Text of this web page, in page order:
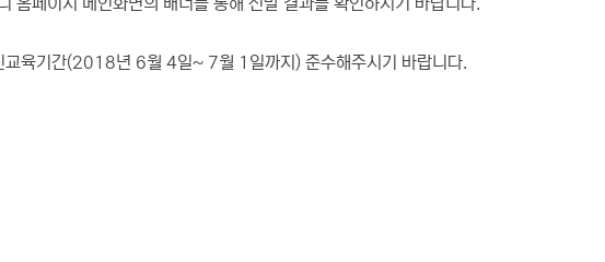
교육기간(2018년 6월 4일~ 7월 1일까지) 준수해주시기 바랍니다.